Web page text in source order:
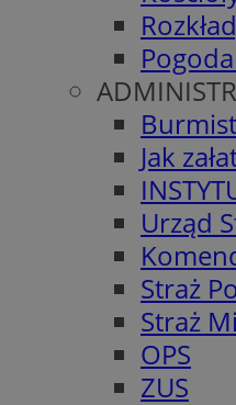
Jak
Urząd
Straż
Straż
OPS
ZUS